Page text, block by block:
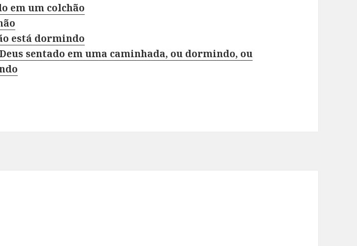
em um colchão
está dormindo
sentado em uma caminhada, ou dormindo, ou